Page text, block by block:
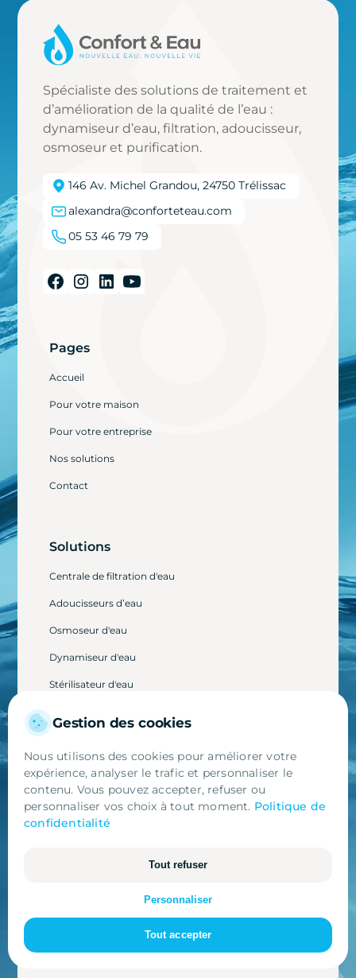
Spécialiste des solutions de traitement et
d’amélioration de la qualité de l’eau :
dynamiseur d’eau, filtration, adoucisseur,
osmoseur et purification.
146 Av. Michel Grandou, 24750 Trélissac
alexandra@conforteteau.com
05 53 46 79 79
Pages
Accueil
Pour votre maison
Pour votre entreprise
Nos solutions
Contact
Solutions
Centrale de filtration d'eau
Adoucisseurs d’eau
Osmoseur d'eau
Dynamiseur d'eau
Stérilisateur d'eau
Ressources
Qui sommes-nous
Blog
Gestion des cookies
Nous utilisons des cookies pour améliorer votre
expérience, analyser le trafic et personnaliser le
contenu. Vous pouvez accepter, refuser ou
personnaliser vos choix à tout moment. Politique de
confidentialité
Analytiques
Mesure d'audience et statistiques
Tout refuser
Personnaliser
Tout accepter